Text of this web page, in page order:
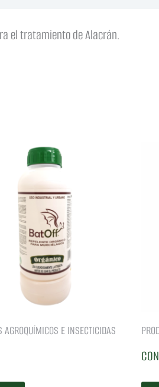
el tratamiento de Alacrán.
AGROQUÍMICOS E INSECTICIDAS